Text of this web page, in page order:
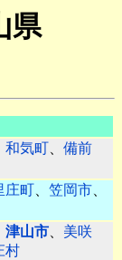
県
和気町、 備前
庄町、 笠岡市、
津山市、 美咲
村